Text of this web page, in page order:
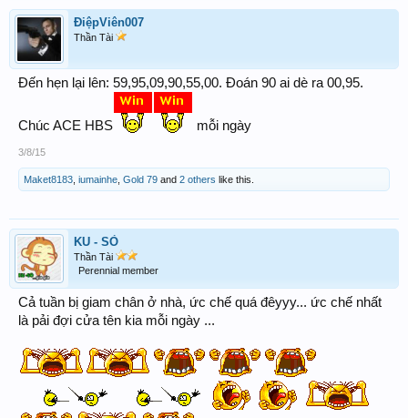
ĐiệpViên007
Thần Tài
Đến hẹn lại lên: 59,95,09,90,55,00. Đoán 90 ai dè ra 00,95.
Chúc ACE HBS mỗi ngày
3/8/15
Maket8183 iumainhe Gold 79 and 2 others like this.
KU - SÒ
Thần Tài
Perennial member
Cả tuần bị giam chân ở nhà, ức chế quá đêyyy... ức chế nhất
là pải đợi cửa tên kia mỗi ngày ...